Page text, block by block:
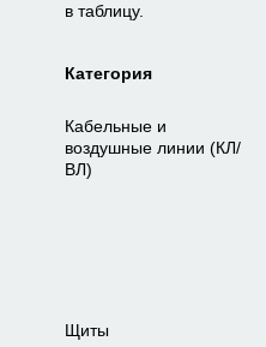
в таблицу.
Категория
Кабельные и
воздушные линии (КЛ/
ВЛ)
Щиты